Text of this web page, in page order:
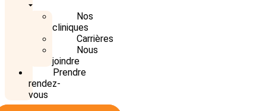
Nos
cliniques
Carrières
Nous
joindre
Prendre
rendez-
vous